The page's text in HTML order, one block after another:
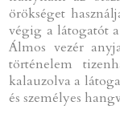
örökséget
végig a látogatót
Álmos vezér
történelem
kalauzolva a
és személyes